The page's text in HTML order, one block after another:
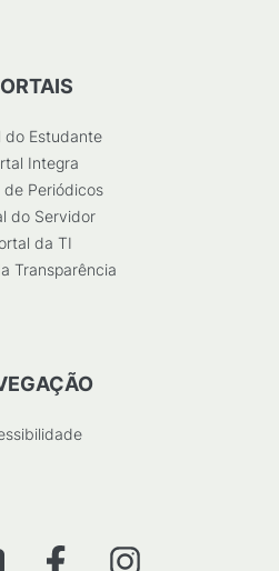
do Estudante
Integra
de Periódicos
do Servidor
da TI
Transparência